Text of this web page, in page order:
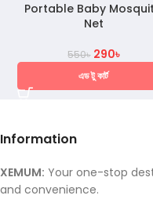
Portable Baby
Net
550৳ 290৳
এড টু কার্ট
Information
XEMUM: Your one-stop
and convenience.